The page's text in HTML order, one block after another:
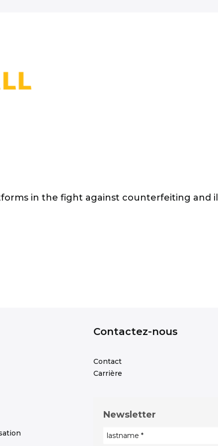
in the fight against counterfeiting and
Contactez-nous
Contact
Carrière
Newsletter